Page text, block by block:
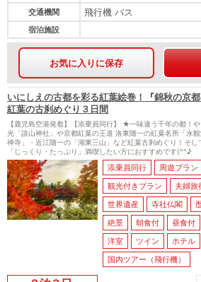
交通機関 飛行機 バス
宿泊施設
お気に入りに保存
いにしえの古都を彩る紅葉絵巻！『錦秋の京
紅葉の古刹めぐり３日間
【鹿児島空港発着】【添乗員同行】 ★一味違う千年の都！
光「談山神社」や京都紅葉の王道 洛東随一の紅葉名所「永
禅寺」・近江随一の「湖東三山」など紅葉古刹めぐり！そ
「じっくり・たっぷり」満喫したい方におすすめです(^^♪
添乗員同行 周遊プラン
観光付きプラン
夫婦旅
世界遺産
寺社仏閣
絶景
朝食付 昼食付
洋室
ツイン ホテル
国内ツアー（飛行機）